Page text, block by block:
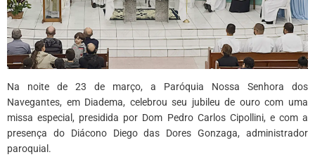
Na noite de 23 de março, a Paróquia Nossa Senhora dos
Navegantes, em Diadema, celebrou seu jubileu de ouro com uma
missa especial, presidida por Dom Pedro Carlos Cipollini, e com a
presença do Diácono Diego das Dores Gonzaga, administrador
paroquial.